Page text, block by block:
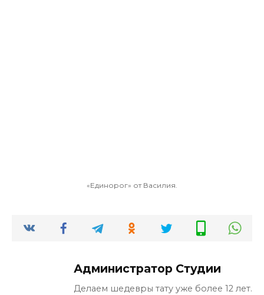
«Единорог» от Василия.
Администратор Студии
Делаем шедевры тату уже более 12 лет.